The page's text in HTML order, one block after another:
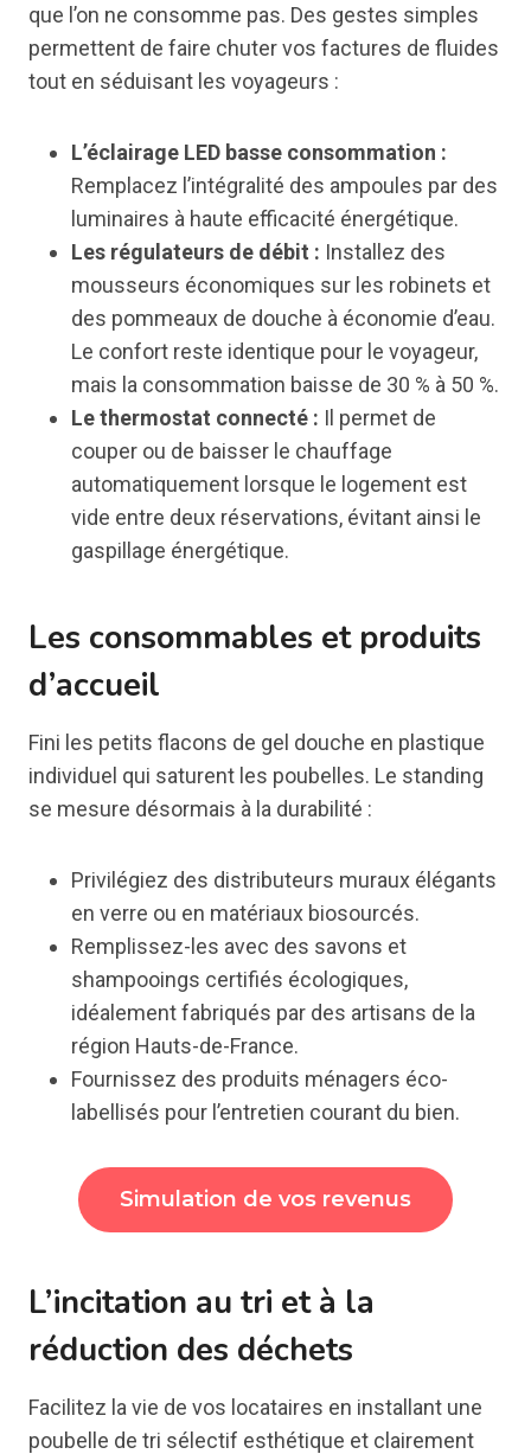
que l’on ne consomme pas. Des gestes simples
permettent de faire chuter vos factures de fluides
tout en séduisant les voyageurs :
L’éclairage LED basse consommation :
Remplacez l’intégralité des ampoules par des
luminaires à haute efficacité énergétique.
Les régulateurs de débit : Installez des
mousseurs économiques sur les robinets et
des pommeaux de douche à économie d’eau.
Le confort reste identique pour le voyageur,
mais la consommation baisse de 30 % à 50 %.
Le thermostat connecté : Il permet de
couper ou de baisser le chauffage
automatiquement lorsque le logement est
vide entre deux réservations, évitant ainsi le
gaspillage énergétique.
Les consommables et produits
d’accueil
Fini les petits flacons de gel douche en plastique
individuel qui saturent les poubelles. Le standing
se mesure désormais à la durabilité :
Privilégiez des distributeurs muraux élégants
en verre ou en matériaux biosourcés.
Remplissez-les avec des savons et
shampooings certifiés écologiques,
idéalement fabriqués par des artisans de la
région Hauts-de-France.
Fournissez des produits ménagers éco-
labellisés pour l’entretien courant du bien.
Simulation de vos revenus
L’incitation au tri et à la
réduction des déchets
Facilitez la vie de vos locataires en installant une
poubelle de tri sélectif esthétique et clairement